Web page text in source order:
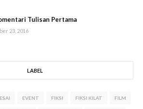
Tulisan Pertama
23, 2016
LABEL
ESAI EVENT FIKSI FIKSI KILAT FILM